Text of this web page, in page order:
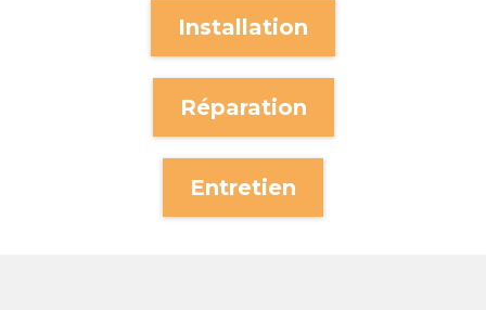
Installation
Réparation
Entretien